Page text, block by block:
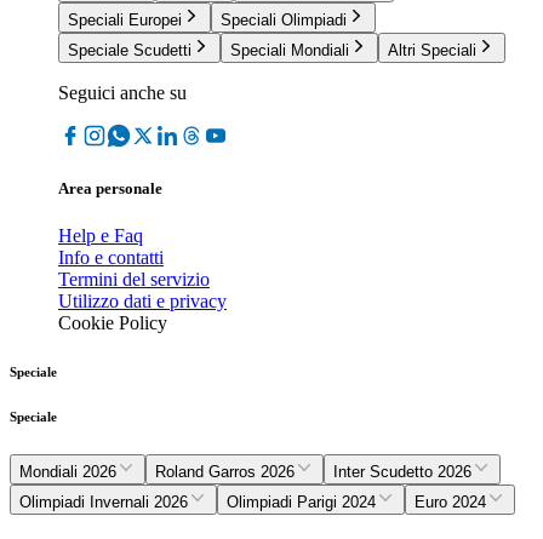
Speciali Europei
Speciali Olimpiadi
Speciale Scudetti
Speciali Mondiali Altri Speciali
Seguici anche su
Area personale
Help e Faq
Info e contatti
Termini del servizio
Utilizzo dati e privacy
Cookie Policy
Speciale
Speciale
Mondiali 2026 Roland Garros 2026
Inter Scudetto 2026
Olimpiadi Invernali 2026
Olimpiadi Parigi 2024 Euro 2024